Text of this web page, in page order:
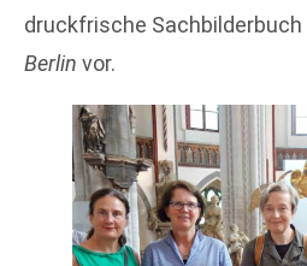
druckfrische Sachbilderbuch
Berlin vor.